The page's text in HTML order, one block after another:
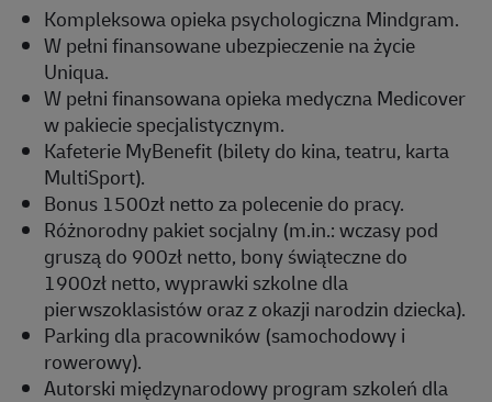
Kompleksowa opieka psychologiczna Mindgram.
W pełni finansowane ubezpieczenie na życie
Uniqua.
W pełni finansowana opieka medyczna Medicover
w pakiecie specjalistycznym.
Kafeterie MyBenefit (bilety do kina, teatru, karta
MultiSport).
Bonus 1500zł netto za polecenie do pracy.
Różnorodny pakiet socjalny (m.in.: wczasy pod
gruszą do 900zł netto, bony świąteczne do
1900zł netto, wyprawki szkolne dla
pierwszoklasistów oraz z okazji narodzin dziecka).
Parking dla pracowników (samochodowy i
rowerowy).
Autorski międzynarodowy program szkoleń dla